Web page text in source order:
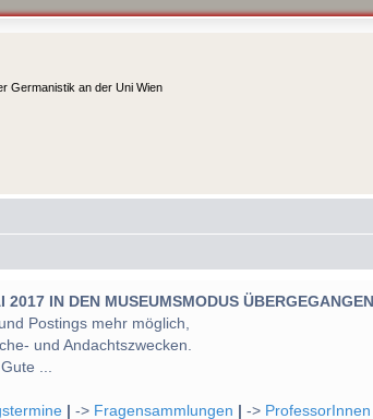
Germanistik an der Uni Wien
IN DEN MUSEUMSMODUS ÜBERGEGANGEN
Postings mehr möglich,
und Andachtszwecken.
...
-> Fragensammlungen -> ProfessorInnen